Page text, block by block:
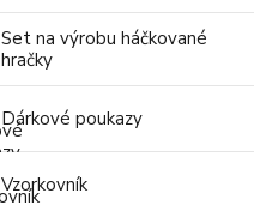
Set na výrobu háčkované
hračky
Dárkové poukazy
Vzorkovník